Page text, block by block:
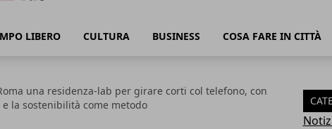
LIBERO CULTURA BUSINESS COSA FARE IN CITTÀ
una residenza-lab per girare corti col telefono, con
la sostenibilità come metodo